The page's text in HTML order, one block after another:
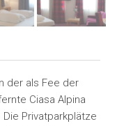
der als Fee der
Ciasa Alpina
Privatparkplätze